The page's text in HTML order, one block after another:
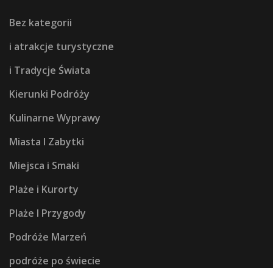
Bez kategorii
i atrakcje turystyczne
i Tradycje Świata
Kierunki Podróży
Kulinarne Wyprawy
Miasta I Zabytki
Miejsca i Smaki
Plaże i Kurorty
Plaże I Przygody
Podróże Marzeń
podróże po świecie